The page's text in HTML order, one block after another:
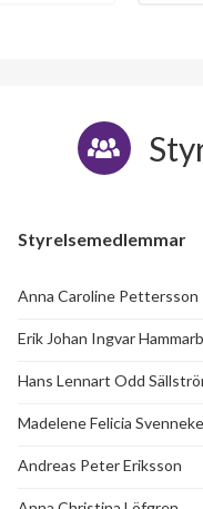
Styrelsemedlemmar
Anna Caroline Pettersson
Erik Johan Ingvar
Hans Lennart Odd
Madelene Felicia Svenneke
Andreas Peter Eriksson